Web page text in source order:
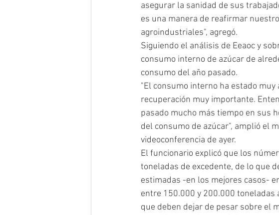
asegurar la sanidad de sus
es una manera de reafirmar
agroindustriales", agregó.
Siguiendo el análisis de Eeaoc y
consumo interno de azúcar de
consumo del año pasado.
"El consumo interno ha estado
recuperación muy importante.
pasado mucho más tiempo en sus
del consumo de azúcar", amplió el
videoconferencia de ayer.
El funcionario explicó que los
toneladas de excedente, de lo que
estimadas -en los mejores casos-
entre 150.000 y 200.000 toneladas
que deben dejar de pesar sobre el